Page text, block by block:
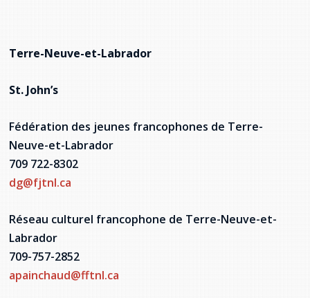
Terre-Neuve-et-Labrador
St. John’s
Fédération des jeunes francophones de Terre-
Neuve-et-Labrador
709 722-8302
dg@fjtnl.ca
Réseau culturel francophone de Terre-Neuve-et-
Labrador
709-757-2852
apainchaud@fftnl.ca